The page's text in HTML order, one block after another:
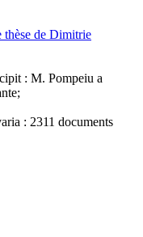
thèse de Dimitrie
: M. Pompeiu a
: 2311 documents